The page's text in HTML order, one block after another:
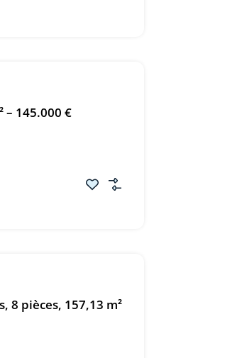
145.000 €
8 pièces, 157,13 m²